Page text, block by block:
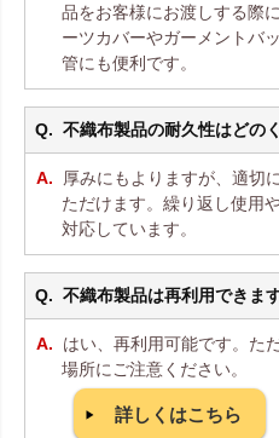
品をお客様にお渡しする際
ーツカバーやガーメントバ
管にも便利です。
不織布製品の耐久性はどの
厚みにもよりますが、適切
ただけます。繰り返し使用
対応しています。
不織布製品は再利用できま
はい、再利用可能です。た
場所にご注意ください。
詳しくはこちら